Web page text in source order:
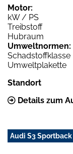
Motor:
kW / PS
Treibstoff
Hubraum
Umweltnormen:
Schadstoffklasse
Umweltplakette
Standort
Details zum
Audi S3 Sportback